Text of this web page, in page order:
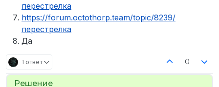
перестрелка
https://forum.octothorp.team/topic/8239/
перестрелка
Да
1 ответ 0